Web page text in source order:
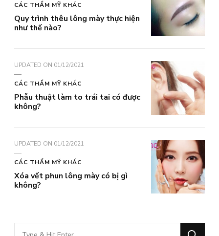
CÁC THẨM MỸ KHÁC
Quy trình thêu lông mày thực hiện
như thế nào?
UPDATED ON 01/12/2021
CÁC THẨM MỸ KHÁC
Phẫu thuật làm to trái tai có được
không?
UPDATED ON 01/12/2021
CÁC THẨM MỸ KHÁC
Xóa vết phun lông mày có bị gì
không?
Bạn